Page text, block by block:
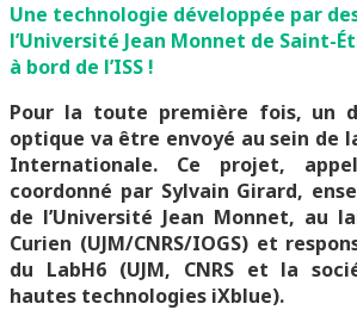
Une technologie développée par
l’Université Jean Monnet de Saint-
à bord de l’ISS !
Pour la toute première fois, un
optique va être envoyé au sein de
Internationale. Ce projet,
coordonné par Sylvain Girard,
de l’Université Jean Monnet, au
Curien (UJM/CNRS/IOGS) et
du LabH6 (UJM, CNRS et la
hautes technologies iXblue).